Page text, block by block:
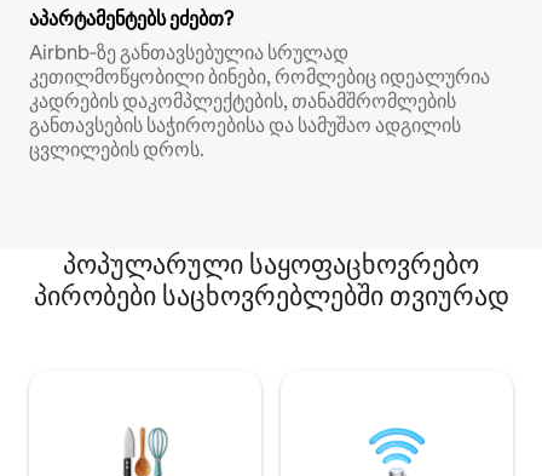
აპარტამენტებს ეძებთ?
Airbnb‑ზე განთავსებულია სრულად
კეთილმოწყობილი ბინები, რომლებიც იდეალურია
კადრების დაკომპლექტების, თანამშრომლების
განთავსების საჭიროებისა და სამუშაო ადგილის
ცვლილების დროს.
პოპულარული საყოფაცხოვრებო
პირობები საცხოვრებლებში თვიურად